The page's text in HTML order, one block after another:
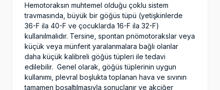
Hemotoraksın muhtemel olduğu çoklu sistem
travmasında, büyük bir göğüs tüpü (yetişkinlerde
36-F ila 40-F ve çocuklarda 16-F ila 32-F)
kullanılmalıdır. Tersine, spontan pnömotorakslar veya
küçük veya münferit yaralanmalara bağlı olanlar
daha küçük kalibreli göğüs tüpleri ile tedavi
edilebilir. Genel olarak, göğüs tüplerinin uygun
kullanımı, plevral boşlukta toplanan hava ve sıvının
tamamen boşaltılmasıyla sonuçlanır ve akciğer